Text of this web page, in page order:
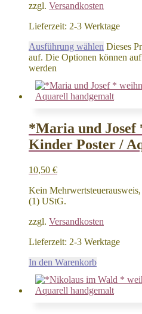
zzgl. Versandkosten
Lieferzeit: 2-3 Werktage
Ausführung wählen Dieses
auf. Die Optionen können
werden
*Maria und Josef
Kinder Poster /
10,50 €
Kein
(1) UStG.
zzgl. Versandkosten
Lieferzeit: 2-3 Werktage
In den Warenkorb